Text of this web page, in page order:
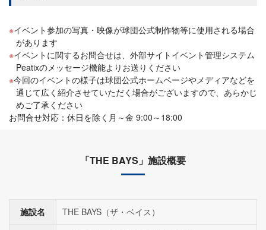
イベント参加の写真・映像が球団公式制作物等に使用される場合
があります
イベントに関するお問合せは、外部サイトイベント管理システム
Peatixのメッセージ機能よりお送りください
今回のイベントの様子は球団公式ホームページやメディアなどを
通じて広く紹介させていただく場合がございますので、あらかじ
めご了承ください
お問合せ対応：休日を除く月～金 9:00～18:00
「THE BAYS」施設概要
施設名 THE BAYS（ザ・ベイス）